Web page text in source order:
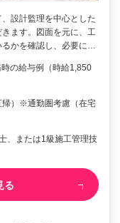
設計監理を中心とした
ます。図面を元に、工
かを確認し、必要に…
の給与例（時給1,850
帰）※通勤圏考慮（在宅
、または1級施工管理技
る